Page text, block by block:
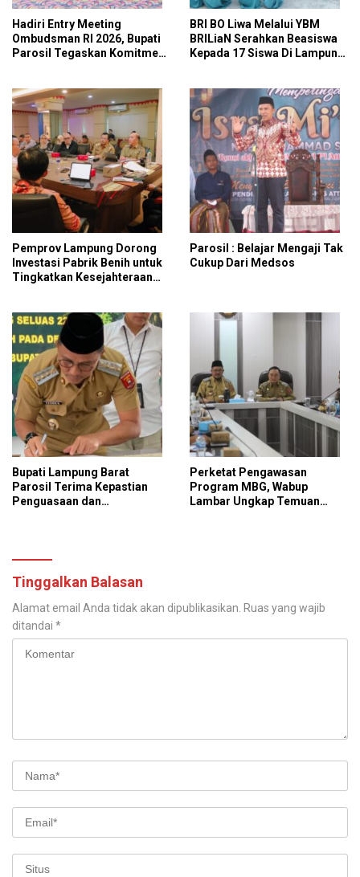
Hadiri Entry Meeting
Ombudsman RI 2026, Bupati
Parosil Tegaskan Komitmen
BRI BO Liwa Melalui YBM
BRILiaN Serahkan Beasiswa
Kepada 17 Siswa Di Lampung
Pemprov Lampung Dorong
Investasi Pabrik Benih untuk
Tingkatkan Kesejahteraan
Parosil : Belajar Mengaji Tak
Cukup Dari Medsos
Bupati Lampung Barat
Parosil Terima Kepastian
Penguasaan dan
Perketat Pengawasan
Program MBG, Wabup
Lambar Ungkap Temuan
Tinggalkan Balasan
Alamat email Anda tidak akan dipublikasikan. Ruas yang wajib
ditandai *